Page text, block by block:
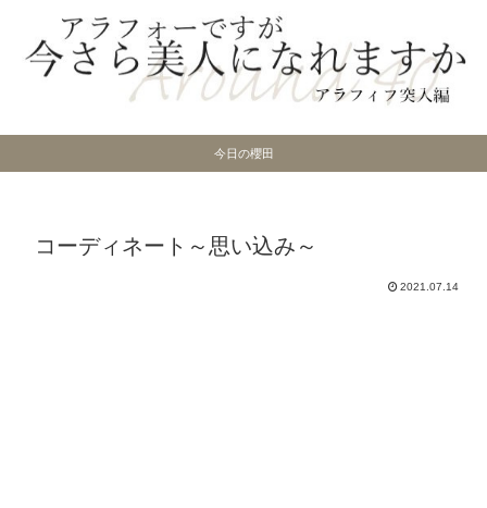
今日の櫻田
コーディネート～思い込み～
2021.07.14